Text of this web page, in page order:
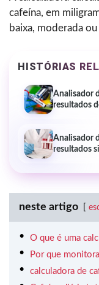
cafeína, em
baixa, moderada ou
HISTÓRIAS
Analisador
resultados
Analisador
resultados
neste artigo
O que é uma
Por que
calculadora de